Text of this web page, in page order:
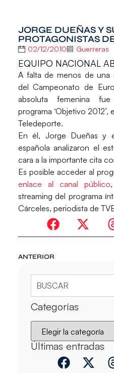
JORGE DUEÑAS Y
PROTAGONISTAS
02/12/2010 Guerreras
EQUIPO NACIONAL
A falta de menos de una
del Campeonato de
absoluta femenina
programa ‘Objetivo
Teledeporte.
En él, Jorge Dueñas y
española analizaron el
cara a la importante cita
Es posible acceder al
enlace al canal público
streaming del programa
Cárceles, periodista de
ANTERIOR
Categorías
Últimas entradas